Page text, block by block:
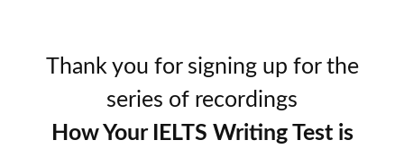
Thank you for signing up for the
series of recordings
How Your IELTS Writing Test is